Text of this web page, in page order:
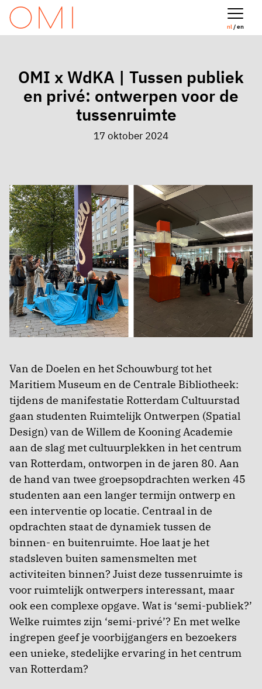
nl/ en
OMI x WdKA | Tussen publiek
en privé: ontwerpen voor de
tussenruimte
17 oktober 2024
Van de Doelen en het Schouwburg tot het
Maritiem Museum en de Centrale Bibliotheek:
tijdens de manifestatie Rotterdam Cultuurstad
gaan studenten Ruimtelijk Ontwerpen (Spatial
Design) van de Willem de Kooning Academie
aan de slag met cultuurplekken in het centrum
van Rotterdam, ontworpen in de jaren 80. Aan
de hand van twee groepsopdrachten werken 45
studenten aan een langer termijn ontwerp en
een interventie op locatie. Centraal in de
opdrachten staat de dynamiek tussen de
binnen- en buitenruimte. Hoe laat je het
stadsleven buiten samensmelten met
activiteiten binnen? Juist deze tussenruimte is
voor ruimtelijk ontwerpers interessant, maar
ook een complexe opgave. Wat is ‘semi-publiek?’
Welke ruimtes zijn ‘semi-privé’? En met welke
ingrepen geef je voorbijgangers en bezoekers
een unieke, stedelijke ervaring in het centrum
van Rotterdam?